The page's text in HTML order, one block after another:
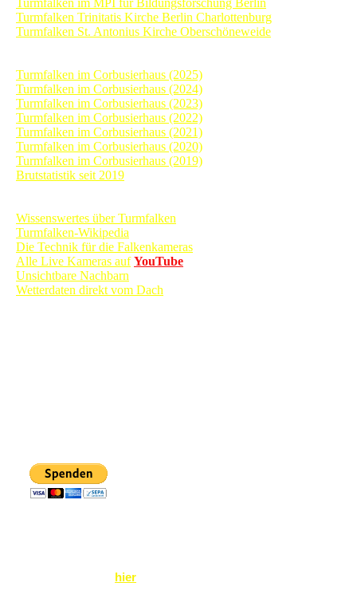
Turmfalken im MPI für Bildungsforschung Berlin
Turmfalken Trinitatis Kirche Berlin Charlottenburg
Turmfalken St. Antonius Kirche Oberschöneweide
Turmfalken im Corbusierhaus (2025)
Turmfalken im Corbusierhaus (2024)
Turmfalken im Corbusierhaus (2023)
Turmfalken im Corbusierhaus (2022)
Turmfalken im Corbusierhaus (2021)
Turmfalken im Corbusierhaus (2020)
Turmfalken im Corbusierhaus (2019)
Brutstatistik seit 2019
Wissenswertes über Turmfalken
Turmfalken-Wikipedia
Die Technik für die Falkenkameras
Alle Live Kameras auf YouTube
Unsichtbare Nachbarn
Wetterdaten direkt vom Dach
hier